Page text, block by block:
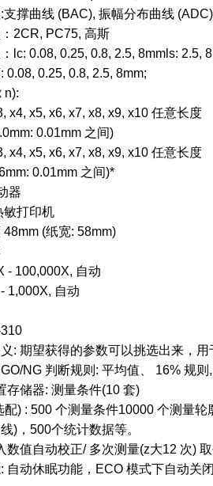
支撑曲线 (BAC), 振幅分布曲线 (ADC)
2CR, PC75, 高斯
lc: 0.08, 0.25, 0.8, 2.5, 8mmls: 2.5,
0.08, 0.25, 0.8, 2.5, 8mm;
n):
x4, x5, x6, x7, x8, x9, x10 任意长度
0.01mm 之间)
x4, x5, x6, x7, x8, x9, x10 任意长度
0.01mm 之间)*
器
敏打印机
48mm (纸宽: 58mm)
- 100,000X, 自动
1,000X, 自动
: 期望获得的参数可以挑选出来，
NG 判断规则: 平均值、 16% 规
存储器: 测量条件(10 套)
配) : 500 个测量条件10000 个测量
)，500个统计数据等。
数值自动校正/ 多次测量(z大12 次)
自动休眠功能，ECO 模式下自动关